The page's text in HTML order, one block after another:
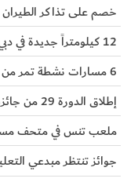
خصم على تذاكر الطيران
12 كيلومتراً جديدة في دبي تقصر رحلتك إلى ربع ساعة
6 مسارات نشطة تمر من مطار خليجي واحد
إطلاق الدورة 29 من جائزة دبي الدولية للقرآن
ملعب تنس في متحف
جوائز تنتظر مبدعي